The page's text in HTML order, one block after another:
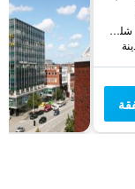
Raiffeisenstraße 2, كيل, شليسفيغ-هولشتاين, ألمانيا